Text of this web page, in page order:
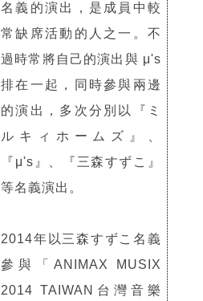
名義的演出，是成員中較
常缺席活動的人之一。不
過時常將自己的演出與 μ's
排在一起，同時參與兩邊
的演出，多次分別以『 ミ
ルキィホームズ』、
『μ's』、『三森すずこ』
等名義演出。
2014年以三森すずこ名義
參與「ANIMAX MUSIX
2014 TAIWAN台灣音樂